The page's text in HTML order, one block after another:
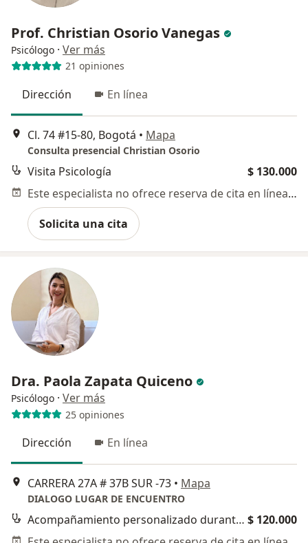
Prof. Christian Osorio Vanegas
Psicólogo · Ver más
21 opiniones
Dirección En línea
Cl. 74 #15-80, Bogotá • Mapa
Consulta presencial Christian Osorio
Visita Psicología
$ 130.000
Este especialista no ofrece reserva de cita en línea en esta dirección.
Solicita una cita
Dra. Paola Zapata Quiceno
Psicólogo · Ver más
25 opiniones
Dirección En línea
CARRERA 27A # 37B SUR -73 • Mapa
DIALOGO LUGAR DE ENCUENTRO
Acompañamiento personalizado durante el proceso $ 120.000